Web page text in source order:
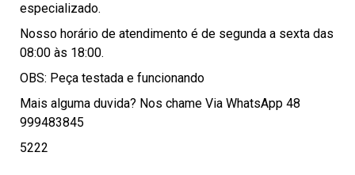
especializado.
Nosso horário de atendimento é de segunda a sexta das
08:00 às 18:00.
OBS: Peça testada e funcionando
Mais alguma duvida? Nos chame Via WhatsApp 48
999483845
5222